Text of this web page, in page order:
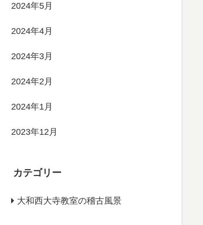
2024年5月
2024年4月
2024年3月
2024年2月
2024年1月
2023年12月
カテゴリー
大和西大寺教室の稽古風景